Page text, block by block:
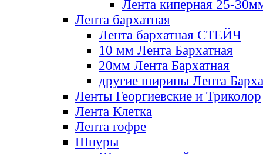
Лента киперная 25-
Лента бархатная
Лента бархатная СТЕЙЧ
10 мм Лента Бархатная
20мм Лента Бархатная
другие ширины Лента
Ленты Георгиевские и Триколор
Лента Клетка
Лента гофре
Шнуры